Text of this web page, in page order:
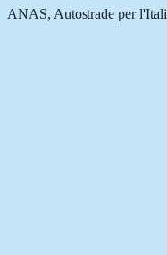
ANAS, Autostrade per